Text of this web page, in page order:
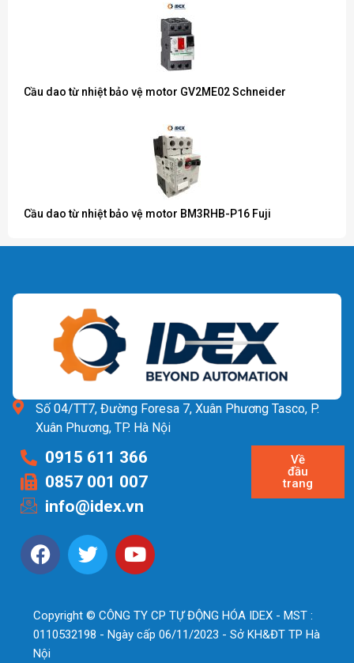
Cầu dao từ nhiệt bảo vệ motor GV2ME02 Schneider
Cầu dao từ nhiệt bảo vệ motor BM3RHB-P16 Fuji
Số 04/TT7, Đường Foresa 7, Xuân Phương Tasco, P.
Xuân Phương, TP. Hà Nội
0915 611 366
0857 001 007
info@idex.vn
Về
đầu
trang
Copyright © CÔNG TY CP TỰ ĐỘNG HÓA IDEX - MST :
0110532198 - Ngày cấp 06/11/2023 - Sở KH&ĐT TP Hà
Nội